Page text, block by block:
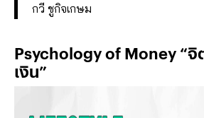
กวี ชูกิจเกษม
Psychology of Money “
เงิน”